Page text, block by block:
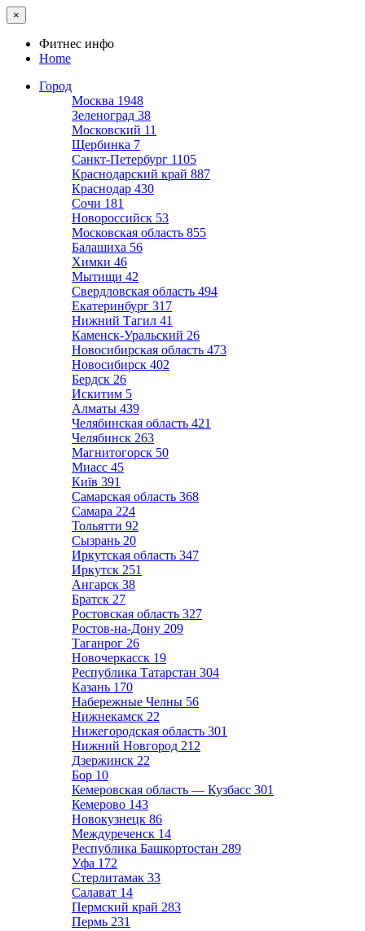
×
Фитнес инфо
Home
Город
Москва 1948
Зеленоград 38
Московский 11
Щербинка 7
Санкт-Петербург 1105
Краснодарский край 887
Краснодар 430
Сочи 181
Новороссийск 53
Московская область 855
Балашиха 56
Химки 46
Мытищи 42
Свердловская область 494
Екатеринбург 317
Нижний Тагил 41
Каменск-Уральский 26
Новосибирская область 473
Новосибирск 402
Бердск 26
Искитим 5
Алматы 439
Челябинская область 421
Челябинск 263
Магнитогорск 50
Миасс 45
Київ 391
Самарская область 368
Самара 224
Тольятти 92
Сызрань 20
Иркутская область 347
Иркутск 251
Ангарск 38
Братск 27
Ростовская область 327
Ростов-на-Дону 209
Таганрог 26
Новочеркасск 19
Республика Татарстан 304
Казань 170
Набережные Челны 56
Нижнекамск 22
Нижегородская область 301
Нижний Новгород 212
Дзержинск 22
Бор 10
Кемеровская область — Кузбасс 301
Кемерово 143
Новокузнецк 86
Междуреченск 14
Республика Башкортостан 289
Уфа 172
Стерлитамак 33
Салават 14
Пермский край 283
Пермь 231